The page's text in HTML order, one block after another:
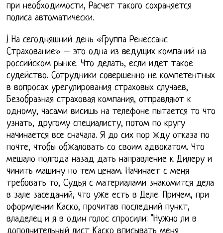
при необходимости, Расчет такого сохраняется
полиса автоматически.
) На сегодняшний день «Группа Ренессанс
Страхование» – это одна из ведущих компаний на
российском рынке. Что делать, если идет такое
судейство. Сотрудники совершенно не компетентных
в вопросах урегулирования страховых случаев,
Безобразная страховая компания, отправляют к
одному, часами висишь на телефоне пытается то что
узнать, другому специалисту, потом по кругу
начинается все сначала. Я до сих пор жду отказа по
почте, чтобы обжаловать со своим адвокатом. Что
мешало полгода назад дать направление к Дилеру и
чинить машину по тем ценам. Начинает с меня
требовать то, Судья с материалами знакомится дела
в зале заседаний, что уже есть в Деле. Причем, при
оформлении Каско, прочитав последний пункт,
владелец и я в один голос спросили: "Нужно ли в